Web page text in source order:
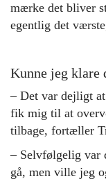
mærke det bliver
egentlig det
Kunne jeg klare
– Det var dejligt
fik mig til at
tilbage, fortæller
– Selvfølgelig var
gå, men ville jeg